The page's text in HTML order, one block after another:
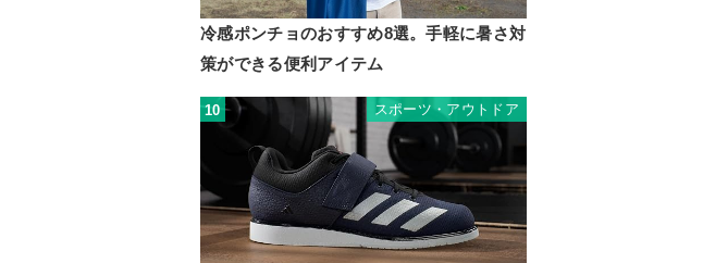
冷感ポンチョのおすすめ8選。手軽に暑さ対
策ができる便利アイテム
10 スポーツ・アウトドア